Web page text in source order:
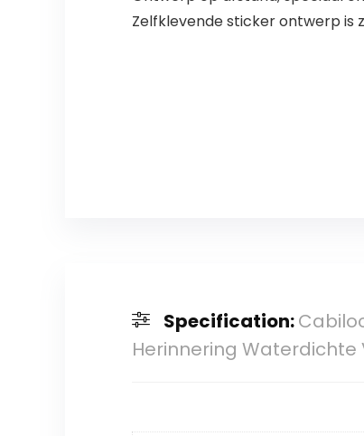
Zelfklevende sticker ontwerp is
Specification:
Herinnering Waterdichte